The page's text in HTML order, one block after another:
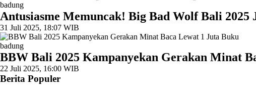
badung
Antusiasme Memuncak! Big Bad Wolf Bali
31 Juli 2025, 18:07 WIB
badung
BBW Bali 2025 Kampanyekan Gerakan Minat
22 Juli 2025, 16:00 WIB
Berita Populer